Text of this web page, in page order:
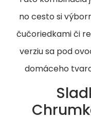
no cesto si
čučoriedkami či
verziu sa pod
domáceho